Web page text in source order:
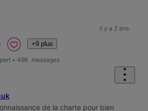
+9 plus
• 49K messages
il y a 2 ans
de la charte pour bien